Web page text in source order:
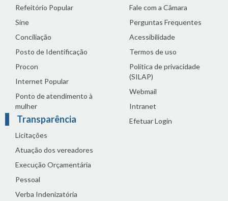
Refeitório Popular
Sine
Conciliação
Posto de Identificação
Procon
Internet Popular
Ponto de atendimento à
mulher
Transparência
Licitações
Atuação dos vereadores
Execução Orçamentária
Pessoal
Verba Indenizatória
Fale com a Câmara
Perguntas Frequentes
Acessibilidade
Termos de uso
Política de privacidade
(SILAP)
Webmail
Intranet
Efetuar Login